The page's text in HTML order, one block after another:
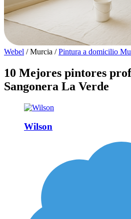
Webel / Murcia / Pintura a domicilio
10 Mejores pintores
Sangonera La Verde
Wilson